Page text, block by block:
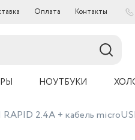
Оплата Контакты
НОУТБУКИ
2.4A + кабель